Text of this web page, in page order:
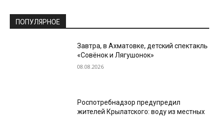
ПОПУЛЯРНОЕ
Завтра, в Ахматовке, детский спектакль
«Совёнок и Лягушонок»
08.08.2026
Роспотребнадзор предупредил
жителей Крылатского: воду из местных